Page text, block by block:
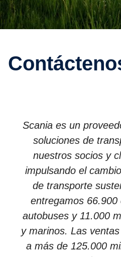
Scania es un
soluciones de
nuestros socios y
impulsando el
de transporte
entregamos
autobuses y 11.000
y marinos. Las
a más de 125.000